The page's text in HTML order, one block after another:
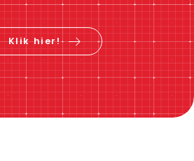
Klik hier!